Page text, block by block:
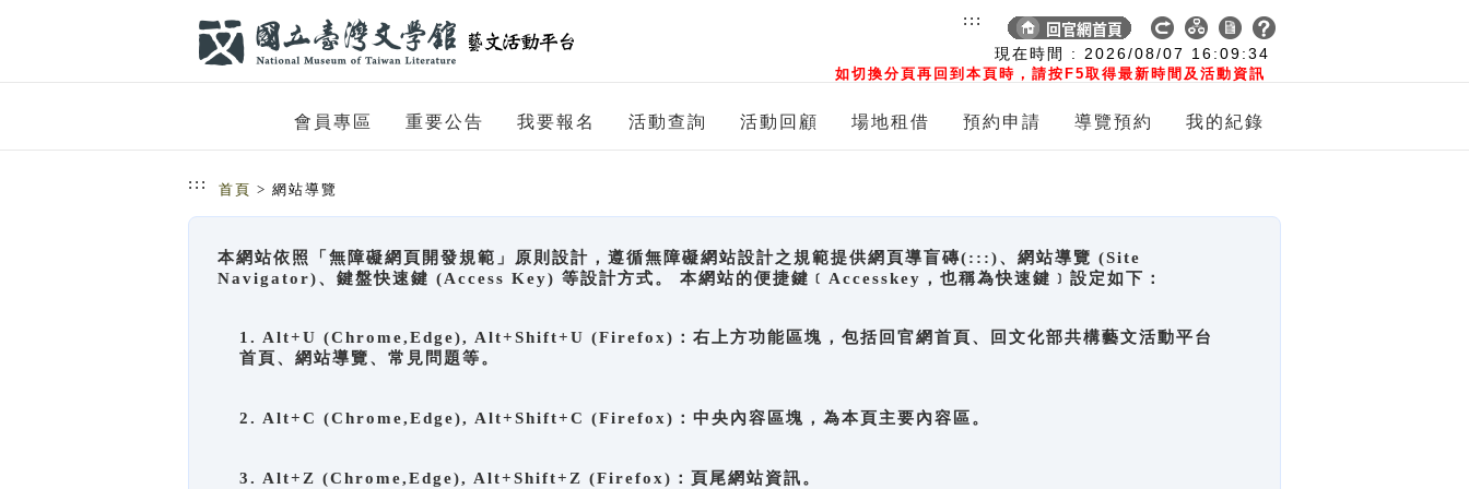
現在時間 : 2026/08/07 16:09:35
如切換分頁再回到本頁時，請按F5取得最新時間及活動資訊
:::
會員專區 重要公告 我要報名 活動查詢 活動回顧 場地租借 預約申請 導覽預約 我的紀錄
::: 首頁 > 網站導覽
本網站依照「無障礙網頁開發規範」原則設計，遵循無障礙網站設計之規範提供網頁導盲磚(:::)、網站導覽 (Site
Navigator)、鍵盤快速鍵 (Access Key) 等設計方式。 本網站的便捷鍵﹝Accesskey，也稱為快速鍵﹞設定如下：
1. Alt+U (Chrome,Edge), Alt+Shift+U (Firefox)：右上方功能區塊，包括回官網首頁、回文化部共構藝文活動平台
首頁、網站導覽、常見問題等。
2. Alt+C (Chrome,Edge), Alt+Shift+C (Firefox)：中央內容區塊，為本頁主要內容區。
3. Alt+Z (Chrome,Edge), Alt+Shift+Z (Firefox)：頁尾網站資訊。